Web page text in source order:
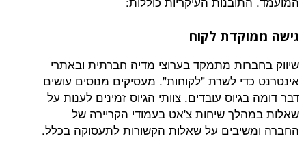
לקוח
מתמקד בערוצי מדיה חברתית ובאתרי
לשרת "לקוחות". מעסיקים מנוסים עושים
עובדים. צוותי הגיוס זמינים לענות על
שיחות צ'אט בעמודי הקריירה של
על שאלות הקשורות לתעסוקה בכלל.